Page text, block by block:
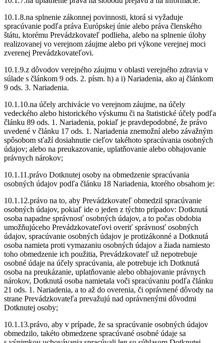
10.1.8.na splnenie zákonnej povinnosti, ktorá si vyžaduje
spracúvanie podľa práva Európskej únie alebo práva členského
štátu, ktorému Prevádzkovateľ podlieha, alebo na splnenie úlohy
realizovanej vo verejnom záujme alebo pri výkone verejnej moci
zverenej Prevádzkovateľovi.
10.1.9.z dôvodov verejného záujmu v oblasti verejného zdravia v
súlade s článkom 9 ods. 2. písm. h) a i) Nariadenia, ako aj článkom
9 ods. 3. Nariadenia.
10.1.10.na účely archivácie vo verejnom záujme, na účely
vedeckého alebo historického výskumu či na štatistické účely podľa
článku 89 ods. 1. Nariadenia, pokiaľ je pravdepodobné, že právo
uvedené v článku 17 ods. 1. Nariadenia znemožní alebo závažným
spôsobom sťaží dosiahnutie cieľov takéhoto spracúvania osobných
údajov; alebo na preukazovanie, uplatňovanie alebo obhajovanie
právnych nárokov;
10.1.11.právo Dotknutej osoby na obmedzenie spracúvania
osobných údajov podľa článku 18 Nariadenia, ktorého obsahom je:
10.1.12.právo na to, aby Prevádzkovateľ obmedzil spracúvanie
osobných údajov, pokiaľ ide o jeden z týchto prípadov: Dotknutá
osoba napadne správnosť osobných údajov, a to počas obdobia
umožňujúceho Prevádzkovateľovi overiť správnosť osobných
údajov, spracúvanie osobných údajov je protizákonné a Dotknutá
osoba namieta proti vymazaniu osobných údajov a žiada namiesto
toho obmedzenie ich použitia, Prevádzkovateľ už nepotrebuje
osobné údaje na účely spracúvania, ale potrebuje ich Dotknutá
osoba na preukázanie, uplatňovanie alebo obhajovanie právnych
nárokov, Dotknutá osoba namietala voči spracúvaniu podľa článku
21 ods. 1. Nariadenia, a to až do overenia, či oprávnené dôvody na
strane Prevádzkovateľa prevažujú nad oprávnenými dôvodmi
Dotknutej osoby;
10.1.13.právo, aby v prípade, že sa spracúvanie osobných údajov
obmedzilo, takéto obmedzene spracúvané osobné údaje sa